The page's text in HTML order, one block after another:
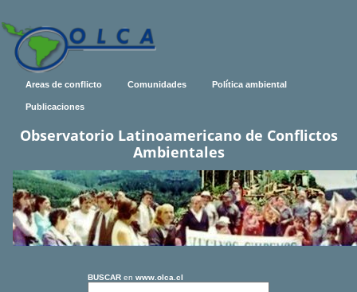
Areas de conflicto Comunidades Política ambiental
Publicaciones
Observatorio Latinoamericano de Conflictos
Ambientales
BUSCAR en www.olca.cl